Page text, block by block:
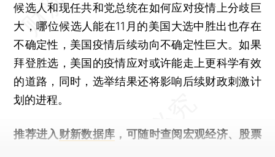
候选人和现任共和党总统在如何应对疫情上分歧巨
大，哪位候选人能在11月的美国大选中胜出也存在
不确定性，美国疫情后续动向不确定性巨大。如果
拜登胜选，美国的疫情应对或许能走上更科学有效
的道路，同时，选举结果还将影响后续财政刺激计
划的进程。
推荐进入 财新数据库 ，可随时查阅宏观经济、股票